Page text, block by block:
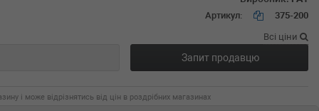
Артикул: 375-200
Всі ціни
Запит продавцю
і може відрізнятись від цін в роздрібних магазинах